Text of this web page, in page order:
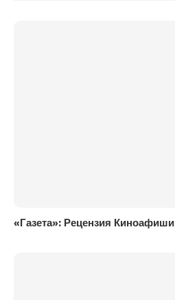
«Газета»: Рецензия Киноафиши